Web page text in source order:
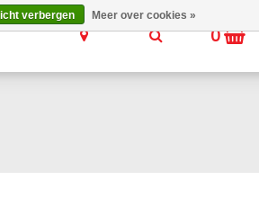
0
verbergen Meer over cookies »